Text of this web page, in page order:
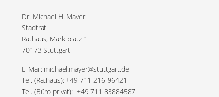
Dr. Michael H. Mayer
Stadtrat
Rathaus, Marktplatz 1
70173 Stuttgart
E-Mail: michael.mayer@stuttgart.de
Tel. (Rathaus): +49 711 216-96421
Tel. (Büro privat): +49 711 83884587